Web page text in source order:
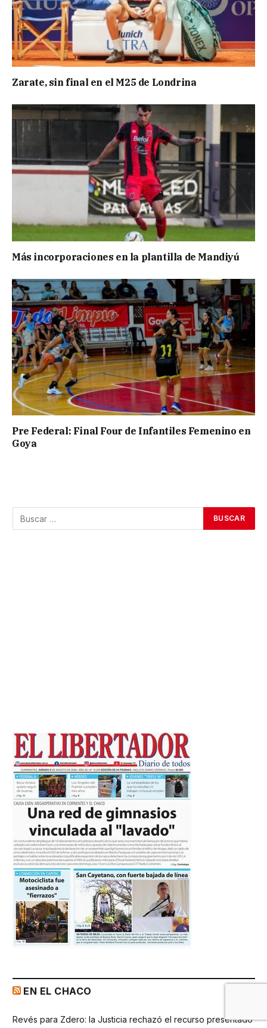
Zarate, sin final en el M25 de Londrina
Más incorporaciones en la plantilla de Mandiyú
Pre Federal: Final Four de Infantiles Femenino en
Goya
EN EL CHACO
Revés para Zdero: la Justicia rechazó el recurso presentado